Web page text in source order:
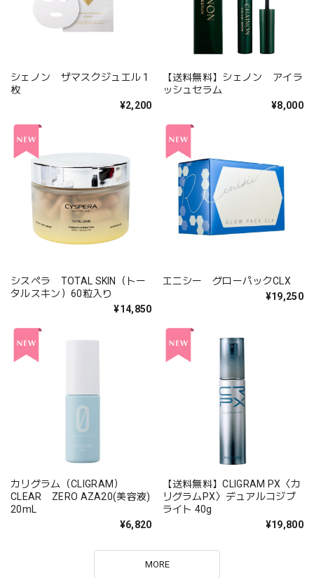
シェノン ザマスクジュエル 1
枚
¥2,200
【送料無料】シェノン アイラ
ッシュセラム
¥8,000
シスペラ TOTAL SKIN（トー
タルスキン）60粒入り
¥14,850
エニシー グローパックCLX
¥19,250
カリグラム（CLIGRAM）
CLEAR ZERO AZA20(美容液)
20mL
¥6,820
【送料無料】CLIGRAM PX〈カ
リグラムPX〉デュアルコジブ
ライト 40g
¥19,800
MORE